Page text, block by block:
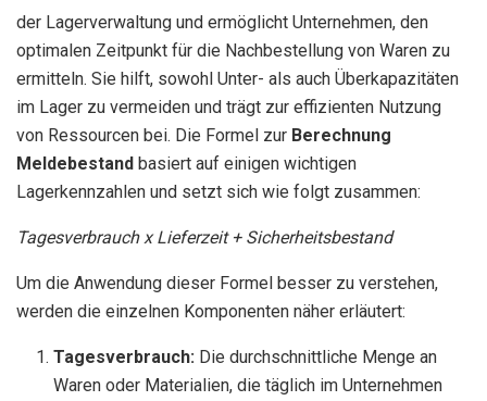
der Lagerverwaltung und ermöglicht Unternehmen, den
optimalen Zeitpunkt für die Nachbestellung von Waren zu
ermitteln. Sie hilft, sowohl Unter- als auch Überkapazitäten
im Lager zu vermeiden und trägt zur effizienten Nutzung
von Ressourcen bei. Die Formel zur Berechnung
Meldebestand basiert auf einigen wichtigen
Lagerkennzahlen und setzt sich wie folgt zusammen:
Tagesverbrauch x Lieferzeit + Sicherheitsbestand
Um die Anwendung dieser Formel besser zu verstehen,
werden die einzelnen Komponenten näher erläutert:
Tagesverbrauch: Die durchschnittliche Menge an
Waren oder Materialien, die täglich im Unternehmen